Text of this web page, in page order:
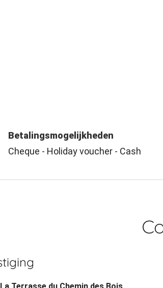
Betalingsmogelijkheden
Cheque - Holiday voucher - Cash